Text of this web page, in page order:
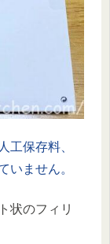
工保存料、
いません。
状のフィリ